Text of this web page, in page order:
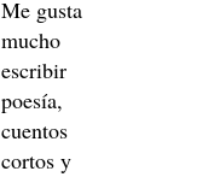
Me gusta
mucho
escribir
poesía,
cuentos
cortos y